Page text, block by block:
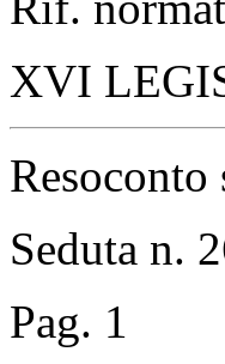
XVI
Seduta n.
Pag. 1